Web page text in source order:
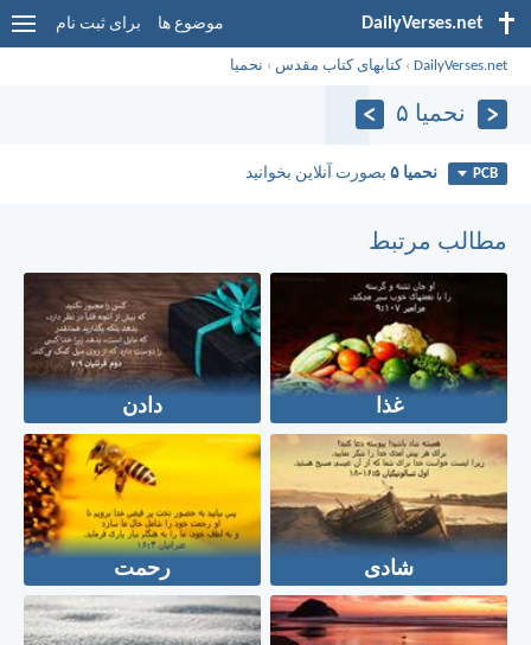
DailyVerses.net موضوع ها برای ثبت نام
DailyVerses.net
›کتابهای کتاب مقدس › نحميا
نحميا ۵
PCB نحميا ۵ بصورت آنلاین بخوانید
مطالب مرتبط
غذا دادن
شادی رحمت